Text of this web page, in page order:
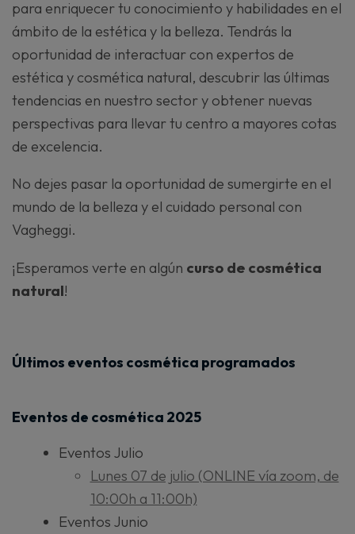
para enriquecer tu conocimiento y habilidades en el
ámbito de la estética y la belleza. Tendrás la
oportunidad de interactuar con expertos de
estética y cosmética natural, descubrir las últimas
tendencias en nuestro sector y obtener nuevas
perspectivas para llevar tu centro a mayores cotas
de excelencia.
No dejes pasar la oportunidad de sumergirte en el
mundo de la belleza y el cuidado personal con
Vagheggi.
¡Esperamos verte en algún curso de cosmética
natural!
Últimos eventos cosmética programados
Eventos de cosmética 2025
Eventos Julio
Lunes 07 de julio (ONLINE vía zoom, de
10:00h a 11:00h)
Eventos Junio